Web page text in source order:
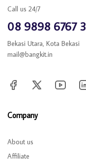
Call us 24/7
08 9898 6767 3
Bekasi Utara, Kota Bekasi
mail@bangkit.in
Company
About us
Affiliate